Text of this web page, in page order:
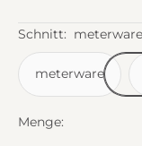
Schnitt: meterware
meterware
Menge: